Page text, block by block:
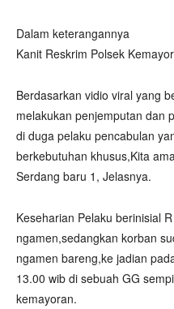
Dalam keterangannya
Kanit Reskrim Polsek
Berdasarkan vidio viral yang
melakukan penjemputan dan
di duga pelaku pencabulan
berkebutuhan khusus,Kita
Serdang baru 1, Jelasnya.
Keseharian Pelaku berinisial
ngamen,sedangkan korban
ngamen bareng,ke jadian
13.00 wib di sebuah GG
kemayoran.